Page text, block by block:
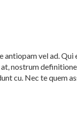
antiopam vel ad.
nostrum
cu. Nec te quem